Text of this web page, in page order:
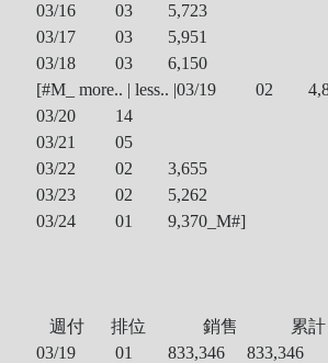
03/16 03 5,723
03/17 03 5,951
03/18 03 6,150
[#M_ more.. | less.. |03/19 02
03/20 14
03/21 05
03/22 02 3,655
03/23 02 5,262
03/24 01
9,370 _M#]
週付 排位 銷售 累計
03/19 01833,346
833,346